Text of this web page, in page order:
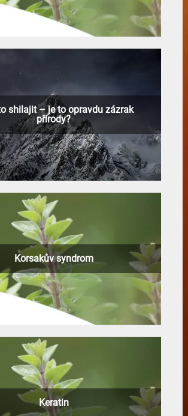
shilajit – je to opravdu zázrak
přírody?
Korsakův syndrom
Keratin